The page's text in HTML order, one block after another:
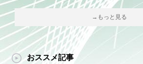
→もっと見る
おススメ記事